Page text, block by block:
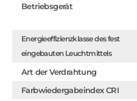
Betriebsgerät
Energieeffizienzklasse des fest
eingebauten Leuchtmittels
Art der Verdrahtung
Farbwiedergabeindex CRI